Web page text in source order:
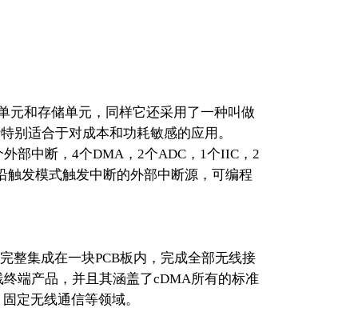
和存储单元，同样它还采用了一种叫做
别适合于对成本和功耗敏感的应用。
部中断，4个DMA，2个ADC，1个IIC，2
触发模式触发中断的外部中断源，可编程
整集成在一块PCB板内，完成全部无线接
端产品，并且其涵盖了cDMA所有的标准
定无线通信等领域。